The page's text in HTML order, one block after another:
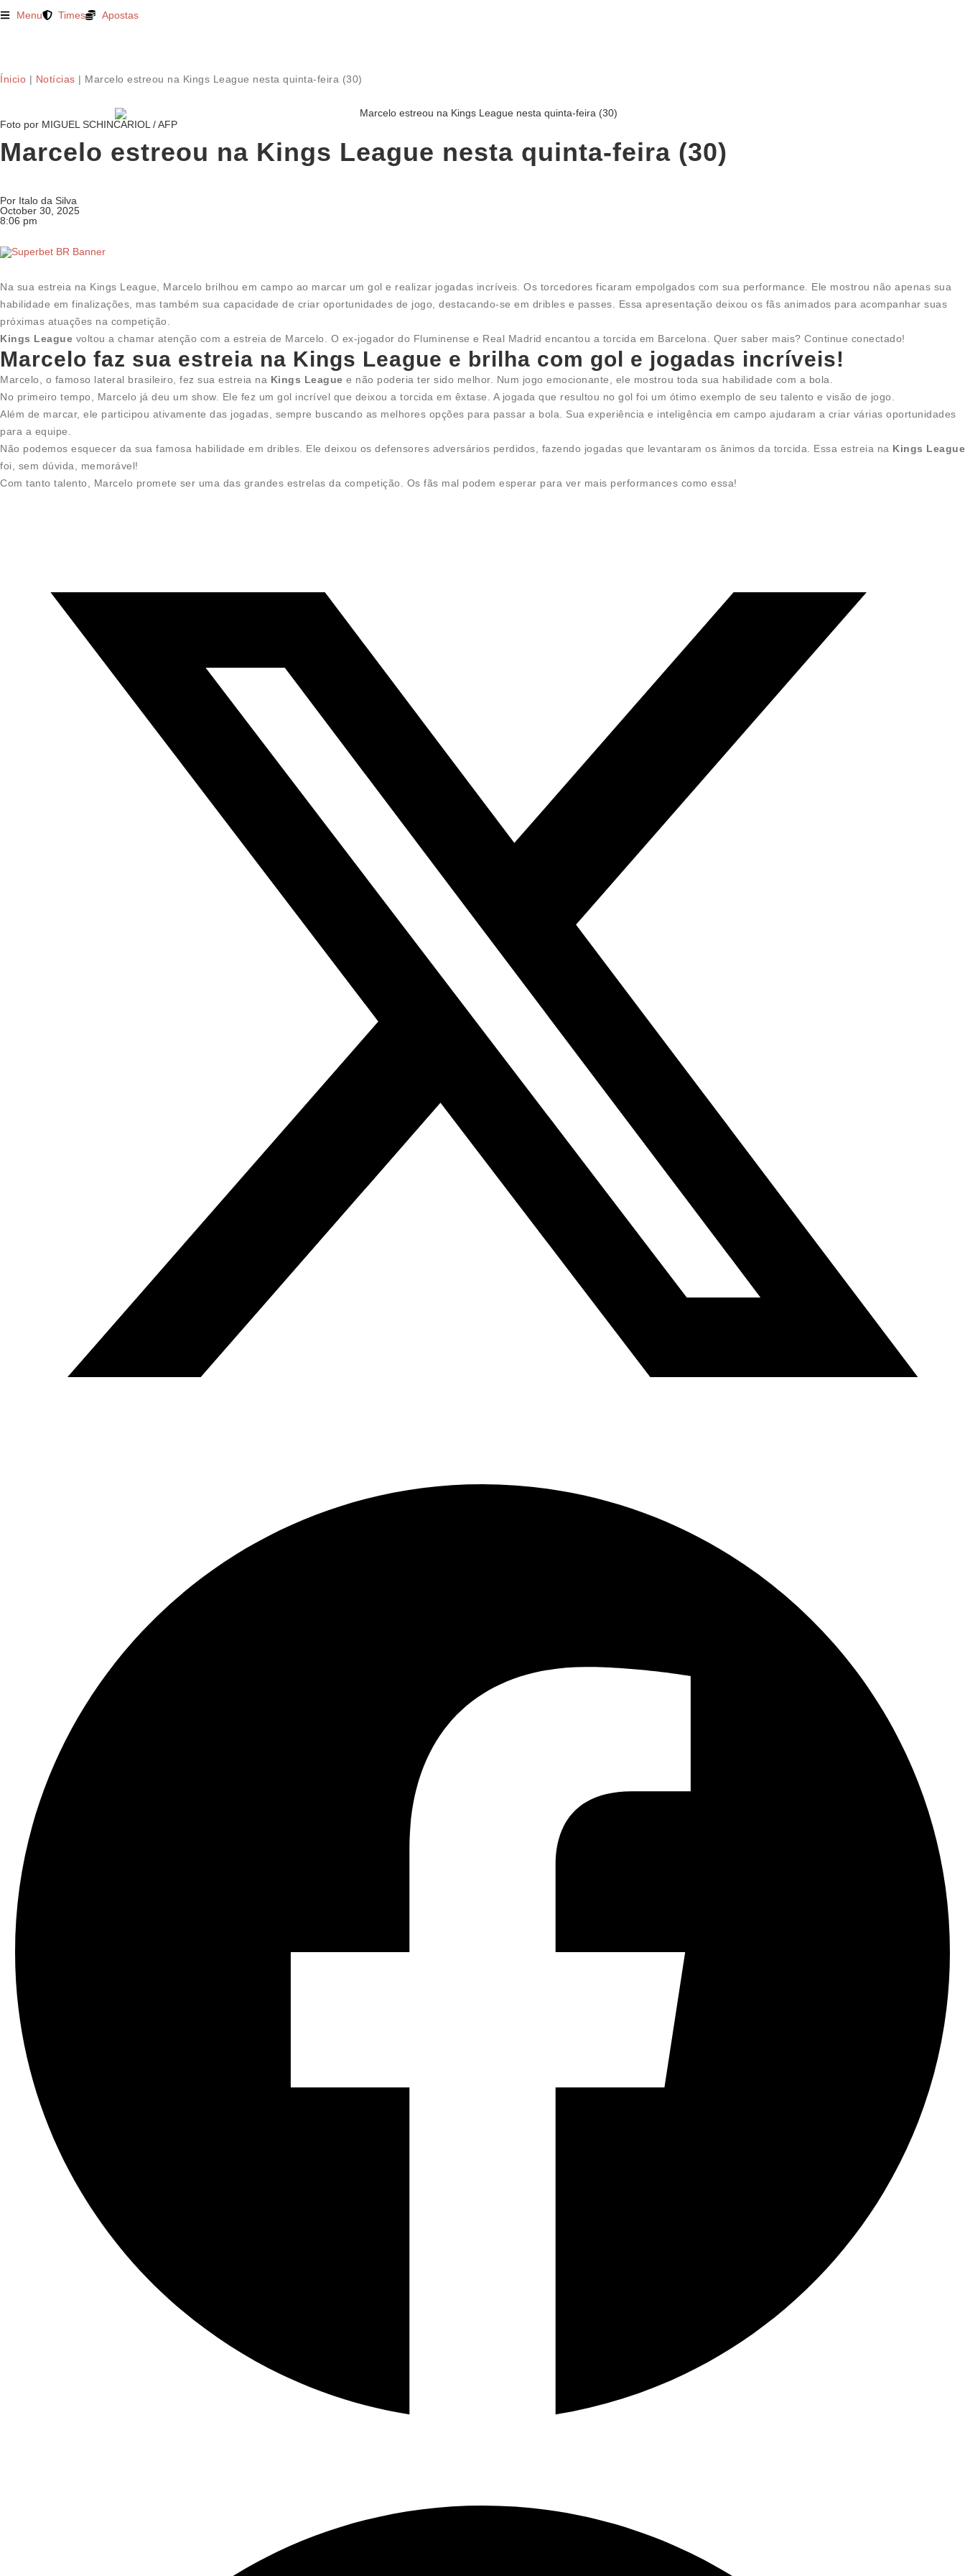
Menu Times Apostas
Ínicio | Notícias | Marcelo estreou na Kings League nesta quinta-feira (30)
Foto por MIGUEL SCHINCARIOL / AFP
Marcelo estreou na Kings League nesta quinta-feira (30)
Por Italo da Silva
October 30, 2025
8:06 pm
Na sua estreia na Kings League, Marcelo brilhou em campo ao marcar um gol e realizar jogadas incríveis. Os torcedores ficaram empolgados com sua performance. Ele mostrou não apenas sua
habilidade em finalizações, mas também sua capacidade de criar oportunidades de jogo, destacando-se em dribles e passes. Essa apresentação deixou os fãs animados para acompanhar suas
próximas atuações na competição.
Kings League voltou a chamar atenção com a estreia de Marcelo. O ex-jogador do Fluminense e Real Madrid encantou a torcida em Barcelona. Quer saber mais? Continue conectado!
Marcelo faz sua estreia na Kings League e brilha com gol e jogadas incríveis!
Marcelo, o famoso lateral brasileiro, fez sua estreia na Kings League e não poderia ter sido melhor. Num jogo emocionante, ele mostrou toda sua habilidade com a bola.
No primeiro tempo, Marcelo já deu um show. Ele fez um gol incrível que deixou a torcida em êxtase. A jogada que resultou no gol foi um ótimo exemplo de seu talento e visão de jogo.
Além de marcar, ele participou ativamente das jogadas, sempre buscando as melhores opções para passar a bola. Sua experiência e inteligência em campo ajudaram a criar várias oportunidades
para a equipe.
Não podemos esquecer da sua famosa habilidade em dribles. Ele deixou os defensores adversários perdidos, fazendo jogadas que levantaram os ânimos da torcida. Essa estreia na Kings League
foi, sem dúvida, memorável!
Com tanto talento, Marcelo promete ser uma das grandes estrelas da competição. Os fãs mal podem esperar para ver mais performances como essa!